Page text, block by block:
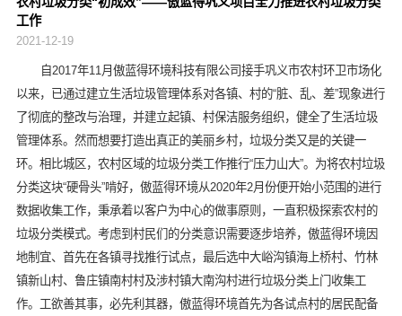
工作
2021-12-19
自2017年11月傲蓝得环境科技有限公司接手巩义市农村环卫市场化
以来，已通过建立生活垃圾管理体系对各镇、村的“脏、乱、差”现象进行
了彻底的整改与治理，并建立起镇、村保洁服务组织，健全了生活垃圾
管理体系。然而想要打造出真正的美丽乡村，垃圾分类又是的关键一
环。相比城区，农村区域的垃圾分类工作推行“压力山大”。为将农村垃圾
分类这块“硬骨头”啃好，傲蓝得环境从2020年2月份便开始小范围的进行
数据收集工作，秉承着以客户为中心的做事原则，一直积极探索农村的
垃圾分类模式。考虑到村民们的分类意识需要逐步培养，傲蓝得环境因
地制宜、首先在各镇寻找推行试点，最后选中大峪沟镇海上桥村、竹林
镇新山村、鲁庄镇南村村及涉村镇大南沟村进行垃圾分类上门收集工
作。工欲善其事，必先利其器，傲蓝得环境首先为各试点村的居民配备